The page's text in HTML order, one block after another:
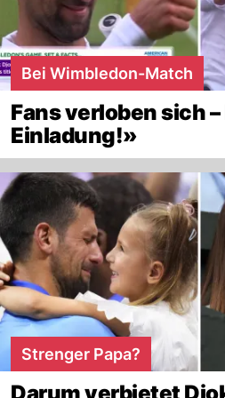
Bei Wimbledon-Match
Fans verloben sich
Einladung!»
Strenger Papa?